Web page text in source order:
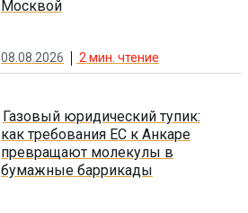
Москвой
08.08.2026 2мин. чтение
Газовый юридический тупик:
как требования ЕС к Анкаре
превращают молекулы в
бумажные баррикады